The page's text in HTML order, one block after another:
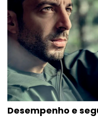
Desempenho e